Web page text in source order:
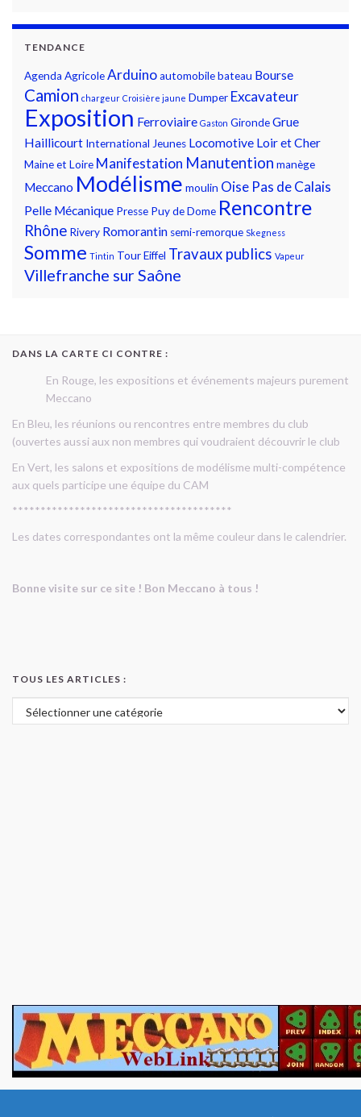
TENDANCE
Agenda AgricoleArduinoautomobilebateau Bourse
Camion chargeur Croisière jaune Dumper Excavateur
Exposition Ferroviaire Gaston GirondeGrue
Haillicourt International Jeunes Locomotive Loir et Cher
Maine et Loire Manifestation Manutention manège
Meccano Modélisme moulin Oise Pas de Calais
Pelle Mécanique Presse Puy de Dome Rencontre
Rhône Rivery Romorantin semi-remorque Skegness
Somme Tintin Tour Eiffel Travaux publics Vapeur
Villefranche sur Saône
DANS LA CARTE CI CONTRE :
En Rouge, les expositions et événements majeurs purement
Meccano
En Bleu, les réunions ou rencontres entre membres du club
(ouvertes aussi aux non membres qui voudraient découvrir le club
En Vert, les salons et expositions de modélisme multi-compétence
aux quels participe une équipe du CAM
***************************************
Les dates correspondantes ont la même couleur dans le calendrier.
Bonne visite sur ce site ! Bon Meccano à tous !
TOUS LES ARTICLES :
Tous les articles :